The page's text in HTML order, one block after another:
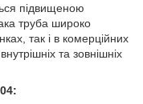
підвищеною
труба широко
так і в комерційних
та зовнішніх